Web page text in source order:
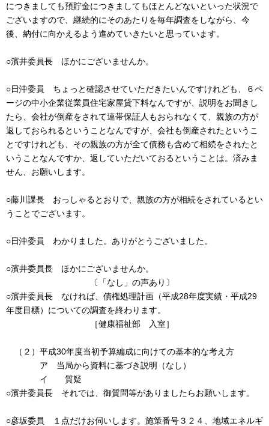
につきましても預貯金につきましてもほとんどないといった状況で
ございますので、継続的にそのあたりを毎年調査をしながら、今
後、納付に向かえるよう進めていきたいと思っています。
○濱井委員長 ほかにございませんか。
○日沖委員 ちょっと確認させていただきたいんですけれども、６ペ
ージの中小企業従業員住宅家屋貸下料なんですが、説明をお聞きし
たら、会社が倒産をされて連帯保証人もおられなくて、親族の方が
返しておられるということなんですが、会社も倒産されたというこ
とですけれども、その親族の方が全て債務も含めて相続をされたと
いうことなんですか、返していただいておるということは。済みま
せん、お願いします。
○藤川課長 おっしゃるとおりで、親族の方が相続をされているとい
うことでございます。
○日沖委員 わかりました。ありがとうございました。
○濱井委員長 ほかにございませんか。
〔「なし」の声あり〕
○濱井委員長 なければ、債権処理計画（平成28年度実績・平成29
年度目標）についての調査を終わります。
［健康福祉部 入室］
（２）平成30年度当初予算編成に向けての基本的な考え方
ア 当局から資料に基づき説明（なし）
イ 質疑
○濱井委員長 それでは、御質問等がありましたらお願いします。
○彦坂委員 １点だけお伺いします。施策番号３２４、地域エネルギ